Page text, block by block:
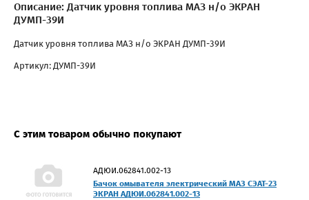
Описание: Датчик уровня топлива МАЗ н/о ЭКРАН
ДУМП-39И
Датчик уровня топлива МАЗ н/о ЭКРАН ДУМП-39И
Артикул: ДУМП-39И
С этим товаром обычно покупают
АДЮИ.062841.002-13
Бачок омывателя электрический МАЗ СЭАТ-23
ЭКРАН АДЮИ.062841.002-13